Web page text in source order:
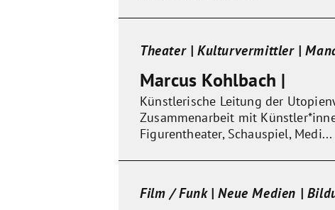
Theater | Kulturvermittler |
Marcus Kohlbach |
Künstlerische Leitung der
Zusammenarbeit mit
Figurentheater, Schauspiel, Medi...
Film / Funk | Neue Medien |